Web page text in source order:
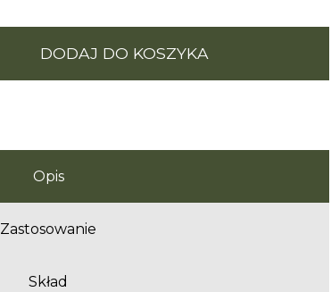
DODAJ DO KOSZYKA
Opis
Zastosowanie
Skład